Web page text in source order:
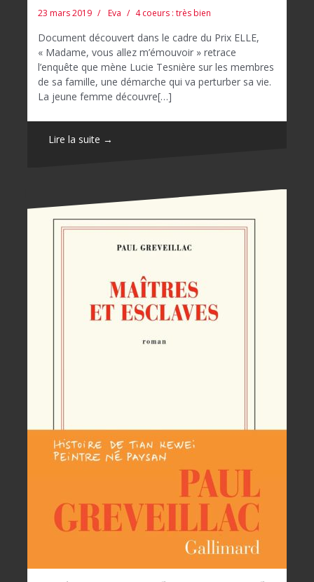
23 mars 2019 Eva 4 coeurs : très bien
Document découvert dans le cadre du Prix ELLE,
« Madame, vous allez m’émouvoir » retrace
l’enquête que mène Lucie Tesnière sur les membres
de sa famille, une démarche qui va perturber sa vie.
La jeune femme découvre[…]
Lire la suite →